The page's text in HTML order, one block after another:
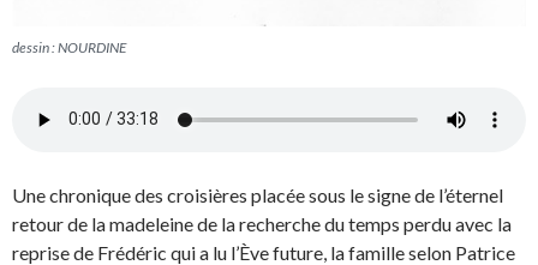
dessin : NOURDINE
Une chronique des croisières placée sous le signe de l’éternel
retour de la madeleine de la recherche du temps perdu avec la
reprise de Frédéric qui a lu l’Ève future, la famille selon Patrice